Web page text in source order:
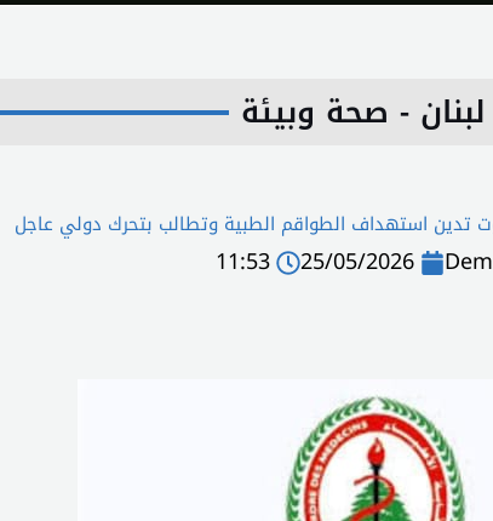
لبنان - صحة وبيئة
تدين استهداف الطواقم الطبية وتطالب بتحرك دولي عاجل
25/05/2026
11:53